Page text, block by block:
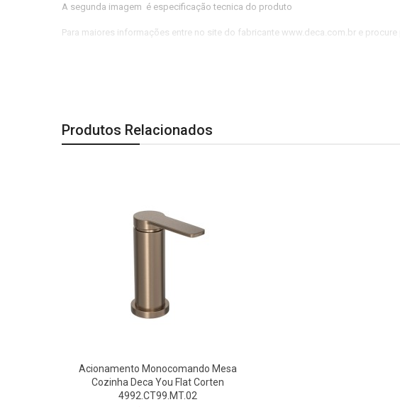
A segunda imagem é especificação tecnica do produto
Para maiores informações entre no site do fabricante www.deca.com.br e procure
Produtos Relacionados
Acionamento Monocomando Mesa
Cozinha Deca You Flat Corten
4992.CT99.MT.02